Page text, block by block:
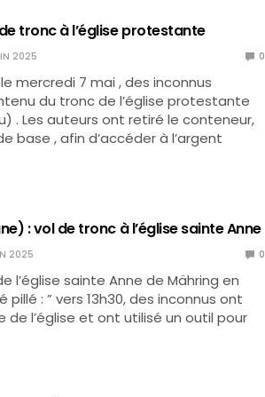
tronc à l’église protestante
2025 0
mercredi 7 mai , des inconnus
du tronc de l’église protestante
. Les auteurs ont retiré le conteneur,
base , afin d’accéder à l’argent
: vol de tronc à l’église sainte Anne
2025 0
l’église sainte Anne de Mähring en
: ” vers 13h30, des inconnus ont
l’église et ont utilisé un outil pour